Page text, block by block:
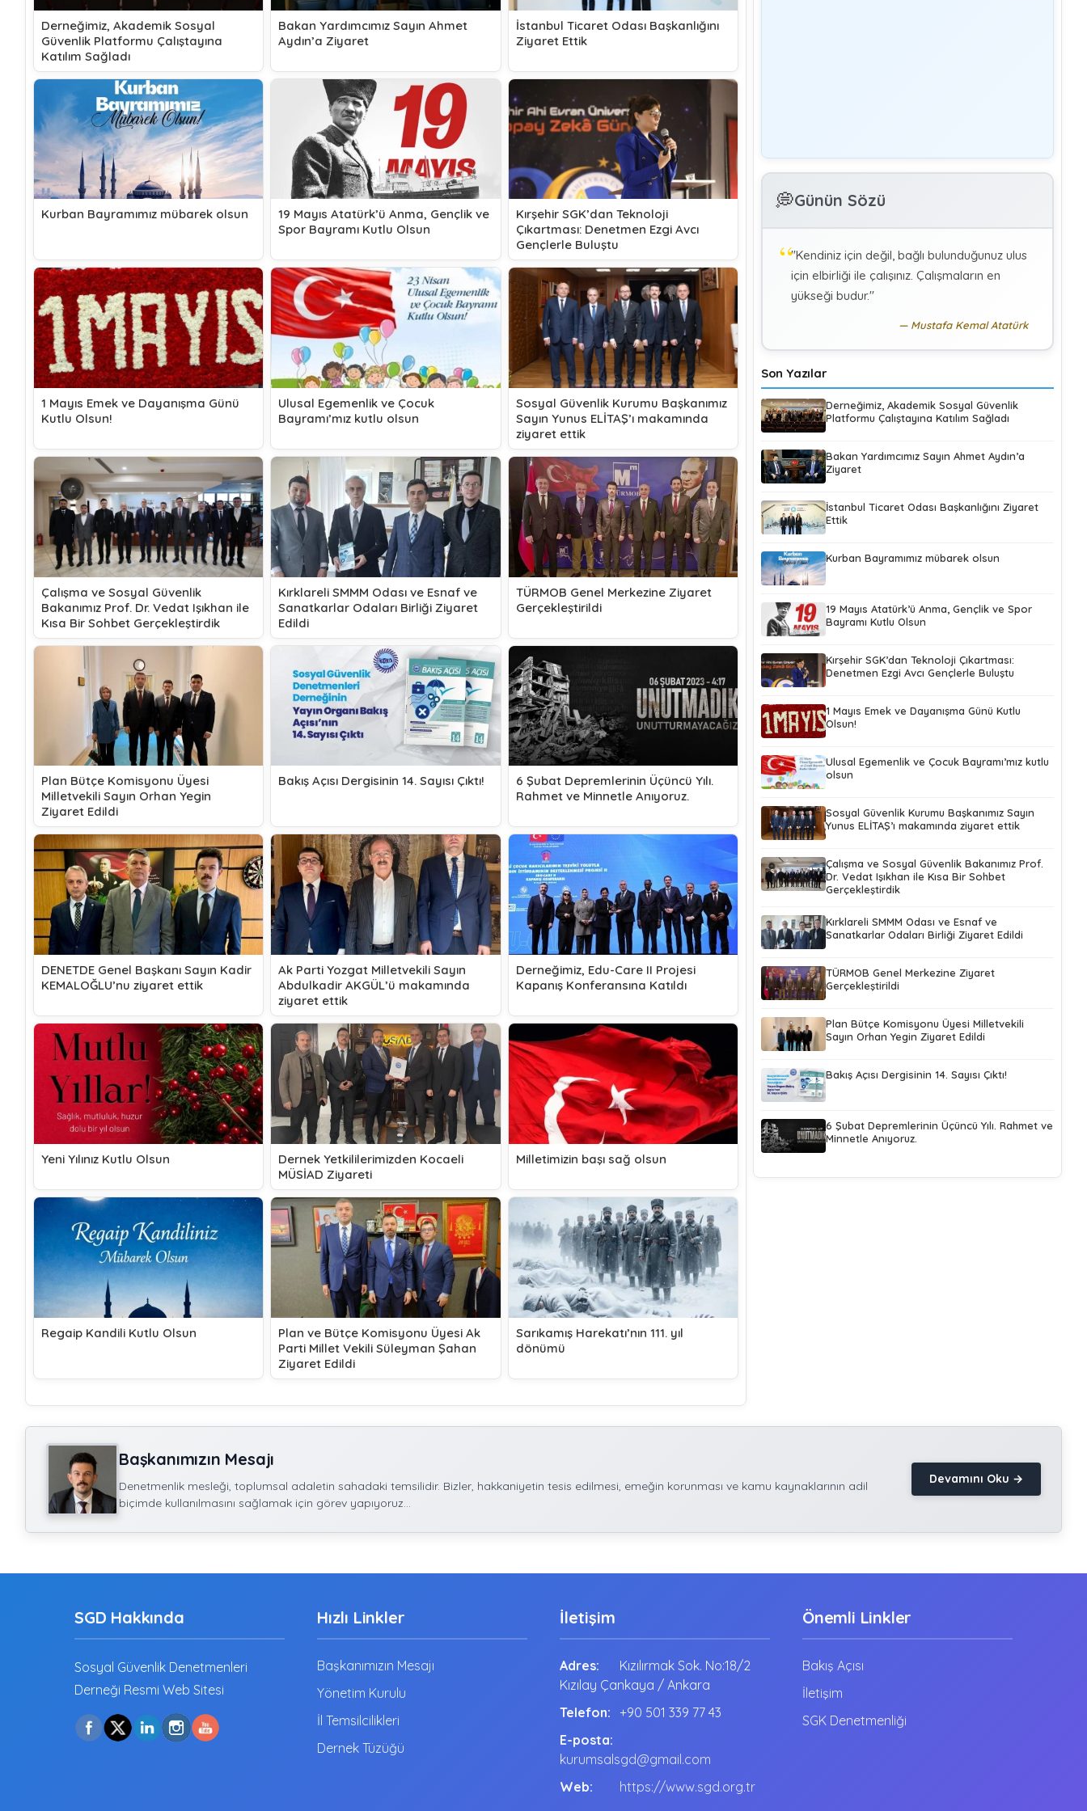
Derneğimiz, Akademik Sosyal
Güvenlik Platformu Çalıştayına
Katılım Sağladı
Bakan Yardımcımız Sayın Ahmet
Aydın’a Ziyaret
İstanbul Ticaret Odası Başkanlığını
Ziyaret Ettik
Kurban Bayramımız mübarek olsun
19 Mayıs Atatürk’ü Anma, Gençlik ve
Spor Bayramı Kutlu Olsun
Kırşehir SGK’dan Teknoloji
Çıkartması: Denetmen Ezgi Avcı
Gençlerle Buluştu
1 Mayıs Emek ve Dayanışma Günü
Kutlu Olsun!
Ulusal Egemenlik ve Çocuk
Bayramı’mız kutlu olsun
Sosyal Güvenlik Kurumu Başkanımız
Sayın Yunus ELİTAŞ’ı makamında
ziyaret ettik
Çalışma ve Sosyal Güvenlik
Bakanımız Prof. Dr. Vedat Işıkhan ile
Kısa Bir Sohbet Gerçekleştirdik
Kırklareli SMMM Odası ve Esnaf ve
Sanatkarlar Odaları Birliği Ziyaret
Edildi
TÜRMOB Genel Merkezine Ziyaret
Gerçekleştirildi
Plan Bütçe Komisyonu Üyesi
Milletvekili Sayın Orhan Yegin
Ziyaret Edildi
Bakış Açısı Dergisinin 14. Sayısı Çıktı!
6 Şubat Depremlerinin Üçüncü Yılı.
Rahmet ve Minnetle Anıyoruz.
DENETDE Genel Başkanı Sayın Kadir
KEMALOĞLU’nu ziyaret ettik
Ak Parti Yozgat Milletvekili Sayın
Abdulkadir AKGÜL’ü makamında
ziyaret ettik
Derneğimiz, Edu-Care II Projesi
Kapanış Konferansına Katıldı
Yeni Yılınız Kutlu Olsun
Dernek Yetkililerimizden Kocaeli
MÜSİAD Ziyareti
Milletimizin başı sağ olsun
Regaip Kandili Kutlu Olsun
Plan ve Bütçe Komisyonu Üyesi Ak
Parti Millet Vekili Süleyman Şahan
Ziyaret Edildi
Sarıkamış Harekatı’nın 111. yıl
dönümü
K
KÜBRA KOÇ
İkili Sosyal Güvenlik Anlaşmaları :Türkiye
(Makale)
💭Günün Sözü
"Kendiniz için değil, bağlı bulunduğunuz ulus
için elbirliği ile çalışınız. Çalışmaların en
yükseği budur."
Mustafa Kemal Atatürk
Son Yazılar
Derneğimiz, Akademik Sosyal Güvenlik
Platformu Çalıştayına Katılım Sağladı
Bakan Yardımcımız Sayın Ahmet Aydın’a
Ziyaret
İstanbul Ticaret Odası Başkanlığını Ziyaret
Ettik
Kurban Bayramımız mübarek olsun
19 Mayıs Atatürk’ü Anma, Gençlik ve Spor
Bayramı Kutlu Olsun
Kırşehir SGK’dan Teknoloji Çıkartması:
Denetmen Ezgi Avcı Gençlerle Buluştu
1 Mayıs Emek ve Dayanışma Günü Kutlu
Olsun!
Ulusal Egemenlik ve Çocuk Bayramı’mız kutlu
olsun
Sosyal Güvenlik Kurumu Başkanımız Sayın
Yunus ELİTAŞ’ı makamında ziyaret ettik
Çalışma ve Sosyal Güvenlik Bakanımız Prof.
Dr. Vedat Işıkhan ile Kısa Bir Sohbet
Gerçekleştirdik
Kırklareli SMMM Odası ve Esnaf ve
Sanatkarlar Odaları Birliği Ziyaret Edildi
TÜRMOB Genel Merkezine Ziyaret
Gerçekleştirildi
Plan Bütçe Komisyonu Üyesi Milletvekili
Sayın Orhan Yegin Ziyaret Edildi
Bakış Açısı Dergisinin 14. Sayısı Çıktı!
6 Şubat Depremlerinin Üçüncü Yılı. Rahmet ve
Minnetle Anıyoruz.
Başkanımızın Mesajı
Denetmenlik mesleği, toplumsal adaletin sahadaki temsilidir. Bizler, hakkaniyetin tesis edilmesi, emeğin korunması ve kamu kaynaklarının adil
biçimde kullanılmasını sağlamak için görev yapıyoruz...
Devamını Oku →
SGD Hakkında
Sosyal Güvenlik Denetmenleri
Derneği Resmi Web Sitesi
Hızlı Linkler
Başkanımızın Mesajı
Yönetim Kurulu
İl Temsilcilikleri
Dernek Tüzüğü
İletişim
Adres:
Kızılırmak Sok. No:18/2
Kızılay Çankaya / Ankara
Telefon:
+90 501 339 77 43
E-posta:
kurumsalsgd@gmail.com
Web:
https://www.sgd.org.tr
Önemli Linkler
Bakış Açısı
İletişim
SGK Denetmenliği